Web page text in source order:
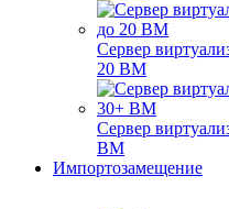
Сервер
20 ВМ
Сервер
ВМ
Импортозамещение